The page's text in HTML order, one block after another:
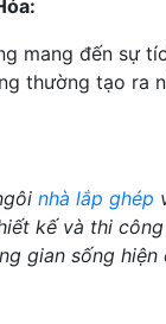
mang đến sự
thường tạo ra
nhà lắp ghép
kế và thi
gian sống